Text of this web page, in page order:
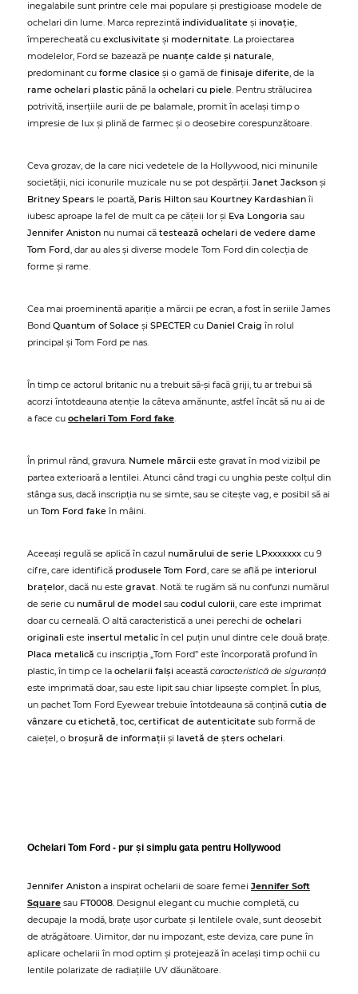
inegalabile sunt printre cele mai populare și prestigioase modele de
ochelari din lume. Marca reprezintă individualitate și inovație,
împerecheată cu exclusivitate și modernitate. La proiectarea
modelelor, Ford se bazează pe nuanțe calde și naturale,
predominant cu forme clasice și o gamă de finisaje diferite, de la
rame ochelari plastic până la ochelari cu piele. Pentru strălucirea
potrivită, inserțiile aurii de pe balamale, promit în același timp o
impresie de lux și plină de farmec și o deosebire corespunzătoare.
Ceva grozav, de la care nici vedetele de la Hollywood, nici minunile
societății, nici iconurile muzicale nu se pot despărții. Janet Jackson și
Britney Spears le poartă, Paris Hilton sau Kourtney Kardashian îi
iubesc aproape la fel de mult ca pe cățeii lor și Eva Longoria sau
Jennifer Aniston nu numai că testează ochelari de vedere dame
Tom Ford, dar au ales și diverse modele Tom Ford din colecția de
forme și rame.
Cea mai proeminentă apariție a mărcii pe ecran, a fost în seriile James
Bond Quantum of Solace și SPECTER cu Daniel Craig în rolul
principal și Tom Ford pe nas.
În timp ce actorul britanic nu a trebuit să-și facă griji, tu ar trebui să
acorzi întotdeauna atenție la câteva amănunte, astfel încât să nu ai de
a face cu ochelari Tom Ford fake.
În primul rând, gravura. Numele mărcii este gravat în mod vizibil pe
partea exterioară a lentilei. Atunci când tragi cu unghia peste colțul din
stânga sus, dacă inscripția nu se simte, sau se citește vag, e posibil să ai
un Tom Ford fake în mâini.
Aceeași regulă se aplică în cazul numărului de serie LPxxxxxxx cu 9
cifre, care identifică produsele Tom Ford, care se află pe interiorul
brațelor, dacă nu este gravat. Notă: te rugăm să nu confunzi numărul
de serie cu numărul de model sau codul culorii, care este imprimat
doar cu cerneală. O altă caracteristică a unei perechi de ochelari
originali este insertul metalic în cel puțin unul dintre cele două brațe.
Placa metalică cu inscripția „Tom Ford” este încorporată profund în
plastic, în timp ce la ochelarii falși această caracteristică de siguranță
este imprimată doar, sau este lipit sau chiar lipsește complet. În plus,
un pachet Tom Ford Eyewear trebuie întotdeauna să conțină cutia de
vânzare cu etichetă, toc, certificat de autenticitate sub formă de
caiețel, o broșură de informații și lavetă de șters ochelari.
Ochelari Tom Ford - pur și simplu gata pentru Hollywood
Jennifer Aniston a inspirat ochelarii de soare femei Jennifer Soft
Square sau FT0008. Designul elegant cu muchie completă, cu
decupaje la modă, brațe ușor curbate și lentilele ovale, sunt deosebit
de atrăgătoare. Uimitor, dar nu impozant, este deviza, care pune în
aplicare ochelarii în mod optim și protejează în același timp ochii cu
lentile polarizate de radiațiile UV dăunătoare.